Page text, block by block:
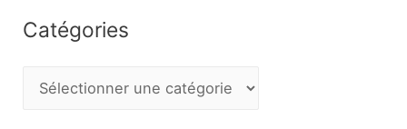
Catégories